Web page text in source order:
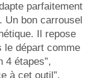
parfaitement
Un bon carrousel
Il repose
le départ comme
4 étapes”,
à cet outil”.